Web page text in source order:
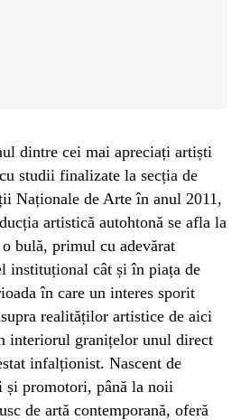
dintre cei mai apreciați artiști
studii finalizate la secția de
Naționale de Arte în anul 2011,
artistică autohtonă se afla la
o bulă, primul cu adevărat
instituțional cât și în piața de
în care un interes sporit
realităților artistice de aici
interiorul granițelor unul direct
infalționist. Nascent de
și promotori, până la noii
de artă contemporană, oferă